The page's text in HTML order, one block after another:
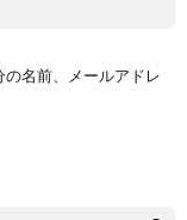
名前、メールアドレ